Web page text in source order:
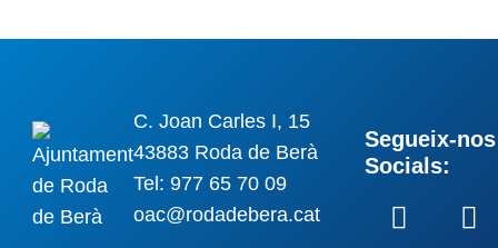
C. Joan Carles I, 15
43883 Roda de Berà
Tel: 977 65 70 09
oac@rodadebera.cat
Segueix-
Socials: